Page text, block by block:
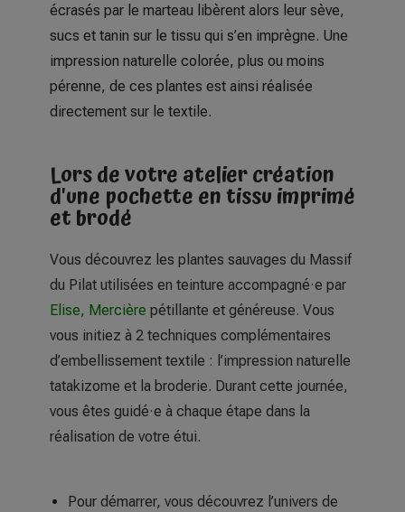
écrasés par le marteau libèrent alors leur sève,
sucs et tanin sur le tissu qui s’en imprègne. Une
impression naturelle colorée, plus ou moins
pérenne, de ces plantes est ainsi réalisée
directement sur le textile.
Lors de votre atelier création
d'une pochette en tissu imprimé
et brodé
Vous découvrez les plantes sauvages du Massif
du Pilat utilisées en teinture accompagné·e par
Elise, Mercière pétillante et généreuse. Vous
vous initiez à 2 techniques complémentaires
d’embellissement textile : l’impression naturelle
tatakizome et la broderie. Durant cette journée,
vous êtes guidé·e à chaque étape dans la
réalisation de votre étui.
Pour démarrer, vous découvrez l’univers de